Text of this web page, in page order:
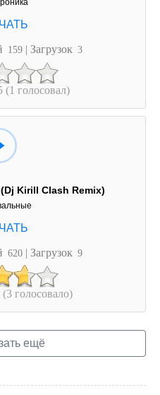
159 | Загрузок 3
(1 голосовал)
Kirill Clash Remix)
620 | Загрузок 9
(3 голосовало)
ещё